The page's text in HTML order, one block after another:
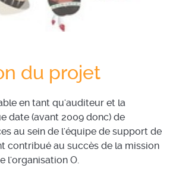
du projet
en tant qu'auditeur et la
date (avant 2009 donc) de
au sein de l'équipe de support de
contribué au succès de la mission
l'organisation O.